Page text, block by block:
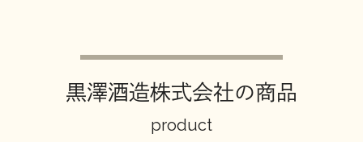
黒澤酒造株式会社の商品
product